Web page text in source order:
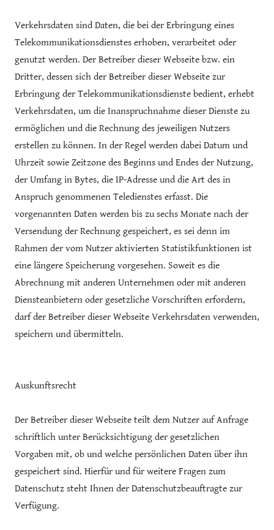
Verkehrsdaten sind Daten, die bei der Erbringung eines
Telekommunikationsdienstes erhoben, verarbeitet oder
genutzt werden. Der Betreiber dieser Webseite bzw. ein
Dritter, dessen sich der Betreiber dieser Webseite zur
Erbringung der Telekommunikationsdienste bedient, erhebt
Verkehrsdaten, um die Inanspruchnahme dieser Dienste zu
ermöglichen und die Rechnung des jeweiligen Nutzers
erstellen zu können. In der Regel werden dabei Datum und
Uhrzeit sowie Zeitzone des Beginns und Endes der Nutzung,
der Umfang in Bytes, die IP-Adresse und die Art des in
Anspruch genommenen Teledienstes erfasst. Die
vorgenannten Daten werden bis zu sechs Monate nach der
Versendung der Rechnung gespeichert, es sei denn im
Rahmen der vom Nutzer aktivierten Statistikfunktionen ist
eine längere Speicherung vorgesehen. Soweit es die
Abrechnung mit anderen Unternehmen oder mit anderen
Diensteanbietern oder gesetzliche Vorschriften erfordern,
darf der Betreiber dieser Webseite Verkehrsdaten verwenden,
speichern und übermitteln.
Auskunftsrecht
Der Betreiber dieser Webseite teilt dem Nutzer auf Anfrage
schriftlich unter Berücksichtigung der gesetzlichen
Vorgaben mit, ob und welche persönlichen Daten über ihn
gespeichert sind. Hierfür und für weitere Fragen zum
Datenschutz steht Ihnen der Datenschutzbeauftragte zur
Verfügung.